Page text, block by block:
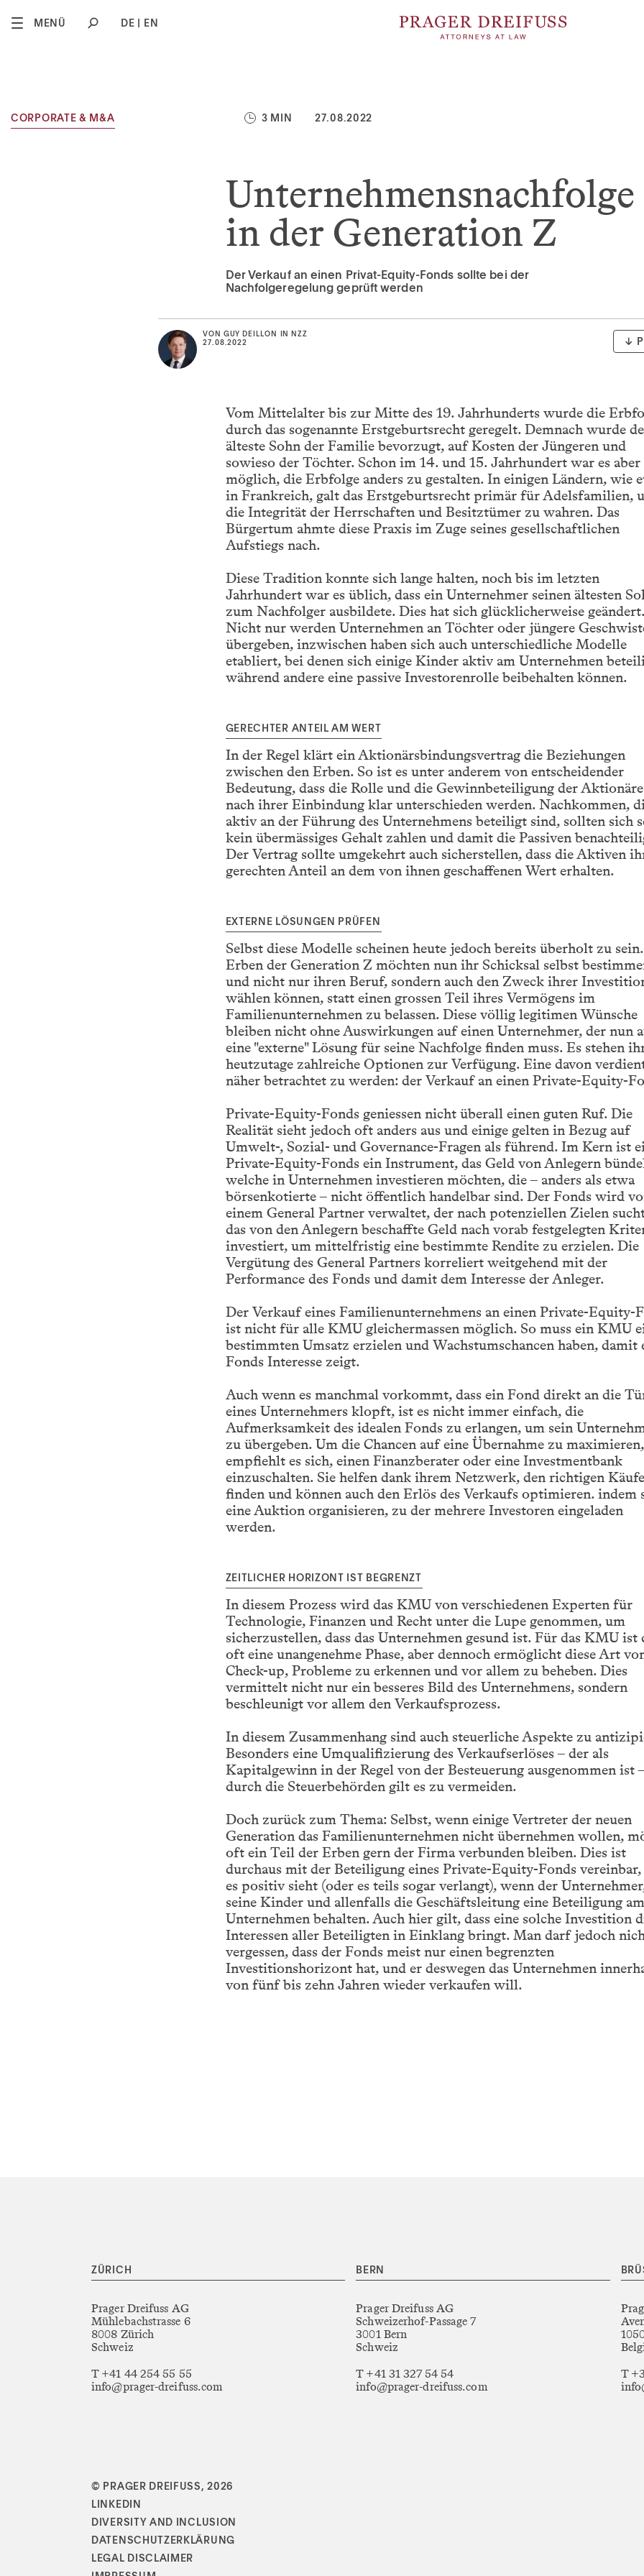
MENÜ DE EN
CORPORATE & M&A 3 MIN 27.08.2022
Unternehmensnachfolge
in der Generation Z
Der Verkauf an einen Privat-Equity-Fonds sollte bei der
Nachfolgeregelung geprüft werden
VON GUY DEILLON IN
NZZ
27.08.2022
Vom Mittelalter bis zur Mitte des 19. Jahrhunderts wurde die
durch das sogenannte Erstgeburtsrecht geregelt. Demnach wurde
älteste Sohn der Familie bevorzugt, auf Kosten der Jüngeren und
sowieso der Töchter. Schon im 14. und 15. Jahrhundert war es aber
möglich, die Erbfolge anders zu gestalten. In einigen Ländern, wie
in Frankreich, galt das Erstgeburtsrecht primär für Adelsfamilien,
die Integrität der Herrschaften und Besitztümer zu wahren. Das
Bürgertum ahmte diese Praxis im Zuge seines gesellschaftlichen
Aufstiegs nach.
Diese Tradition konnte sich lange halten, noch bis im letzten
Jahrhundert war es üblich, dass ein Unternehmer seinen ältesten
zum Nachfolger ausbildete. Dies hat sich glücklicherweise geändert.
Nicht nur werden Unternehmen an Töchter oder jüngere
übergeben, inzwischen haben sich auch unterschiedliche Modelle
etabliert, bei denen sich einige Kinder aktiv am Unternehmen
während andere eine passive Investorenrolle beibehalten können.
GERECHTER ANTEIL AM WERT
In der Regel klärt ein Aktionärsbindungsvertrag die Beziehungen
zwischen den Erben. So ist es unter anderem von entscheidender
Bedeutung, dass die Rolle und die Gewinnbeteiligung der
nach ihrer Einbindung klar unterschieden werden. Nachkommen,
aktiv an der Führung des Unternehmens beteiligt sind, sollten sich
kein übermässiges Gehalt zahlen und damit die Passiven
Der Vertrag sollte umgekehrt auch sicherstellen, dass die Aktiven
gerechten Anteil an dem von ihnen geschaffenen Wert erhalten.
EXTERNE LÖSUNGEN PRÜFEN
Selbst diese Modelle scheinen heute jedoch bereits überholt zu
Erben der Generation Z möchten nun ihr Schicksal selbst
und nicht nur ihren Beruf, sondern auch den Zweck ihrer
wählen können, statt einen grossen Teil ihres Vermögens im
Familienunternehmen zu belassen. Diese völlig legitimen Wünsche
bleiben nicht ohne Auswirkungen auf einen Unternehmer, der nun
eine "externe" Lösung für seine Nachfolge finden muss. Es stehen
heutzutage zahlreiche Optionen zur Verfügung. Eine davon
näher betrachtet zu werden: der Verkauf an einen Private-Equity-
Private-Equity-Fonds geniessen nicht überall einen guten Ruf. Die
Realität sieht jedoch oft anders aus und einige gelten in Bezug auf
Umwelt-, Sozial- und Governance-Fragen als führend. Im Kern ist
Private-Equity-Fonds ein Instrument, das Geld von Anlegern
welche in Unternehmen investieren möchten, die – anders als etwa
börsenkotierte – nicht öffentlich handelbar sind. Der Fonds wird
einem General Partner verwaltet, der nach potenziellen Zielen
das von den Anlegern beschaffte Geld nach vorab festgelegten
investiert, um mittelfristig eine bestimmte Rendite zu erzielen. Die
Vergütung des General Partners korreliert weitgehend mit der
Performance des Fonds und damit dem Interesse der Anleger.
Der Verkauf eines Familienunternehmens an einen Private-Equity-
ist nicht für alle KMU gleichermassen möglich. So muss ein KMU
bestimmten Umsatz erzielen und Wachstumschancen haben, damit
Fonds Interesse zeigt.
Auch wenn es manchmal vorkommt, dass ein Fond direkt an die
eines Unternehmers klopft, ist es nicht immer einfach, die
Aufmerksamkeit des idealen Fonds zu erlangen, um sein
zu übergeben. Um die Chancen auf eine Übernahme zu maximieren,
empfiehlt es sich, einen Finanzberater oder eine Investmentbank
einzuschalten. Sie helfen dank ihrem Netzwerk, den richtigen
finden und können auch den Erlös des Verkaufs optimieren. indem
eine Auktion organisieren, zu der mehrere Investoren eingeladen
werden.
ZEITLICHER HORIZONT IST BEGRENZT
In diesem Prozess wird das KMU von verschiedenen Experten für
Technologie, Finanzen und Recht unter die Lupe genommen, um
sicherzustellen, dass das Unternehmen gesund ist. Für das KMU ist
oft eine unangenehme Phase, aber dennoch ermöglicht diese Art
Check-up, Probleme zu erkennen und vor allem zu beheben. Dies
vermittelt nicht nur ein besseres Bild des Unternehmens, sondern
beschleunigt vor allem den Verkaufsprozess.
In diesem Zusammenhang sind auch steuerliche Aspekte zu
Besonders eine Umqualifizierung des Verkaufserlöses – der als
Kapitalgewinn in der Regel von der Besteuerung ausgenommen ist
durch die Steuerbehörden gilt es zu vermeiden.
Doch zurück zum Thema: Selbst, wenn einige Vertreter der neuen
Generation das Familienunternehmen nicht übernehmen wollen,
oft ein Teil der Erben gern der Firma verbunden bleiben. Dies ist
durchaus mit der Beteiligung eines Private-Equity-Fonds
es positiv sieht (oder es teils sogar verlangt), wenn der
seine Kinder und allenfalls die Geschäftsleitung eine Beteiligung am
Unternehmen behalten. Auch hier gilt, dass eine solche Investition
Interessen aller Beteiligten in Einklang bringt. Man darf jedoch
vergessen, dass der Fonds meist nur einen begrenzten
Investitionshorizont hat, und er deswegen das Unternehmen
von fünf bis zehn Jahren wieder verkaufen will.
ZÜRICH
Prager Dreifuss AG
Mühlebachstrasse 6
8008 Zürich
Schweiz
T +41 44 254 55 55
info@prager-dreifuss.com
BERN
Prager Dreifuss AG
Schweizerhof-Passage 7
3001 Bern
Schweiz
T +41 31 327 54 54
info@prager-dreifuss.com
T
© PRAGER DREIFUSS, 2026
LINKEDIN
DIVERSITY AND INCLUSION
DATENSCHUTZERKLÄRUNG
LEGAL DISCLAIMER